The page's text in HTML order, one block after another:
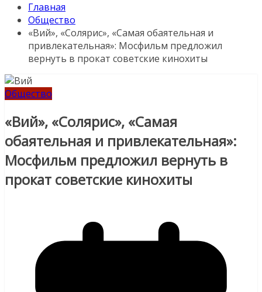
Главная
Общество
«Вий», «Солярис», «Самая обаятельная и
привлекательная»: Мосфильм предложил
вернуть в прокат советские кинохиты
Общество
«Вий», «Солярис», «Самая
обаятельная и привлекательная»:
Мосфильм предложил вернуть в
прокат советские кинохиты